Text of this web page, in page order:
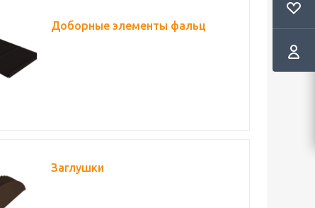
Доборные элементы фальц
Заглушки